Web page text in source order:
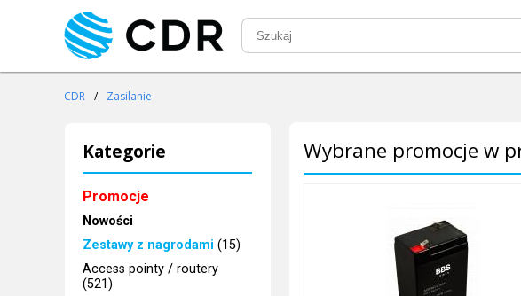
CDR / Zasilanie
Kategorie
Promocje
Nowości
Zestawy z nagrodami (15)
Access pointy / routery
(521)
Wybrane promocje w